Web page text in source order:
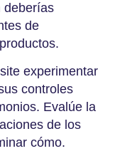
deberías
de
experimentar
controles
Evalúe la
de los
cómo.